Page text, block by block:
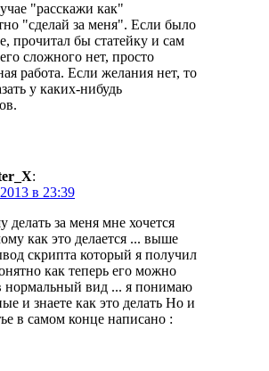
"расскажи как"
"сделай за меня". Если было
прочитал бы статейку и сам
сложного нет, просто
работа. Если желания нет, то
у каких-нибудь
:
в 23:39
делать за меня мне хочется
как это делается ... выше
скрипта который я получил
как теперь его можно
нормальный вид ... я понимаю
и знаете как это делать Но и
в самом конце написано :